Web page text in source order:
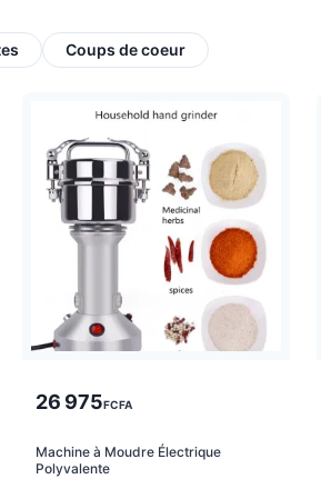
Coups de coeur
26 975FCFA
Machine à Moudre Électrique
Polyvalente